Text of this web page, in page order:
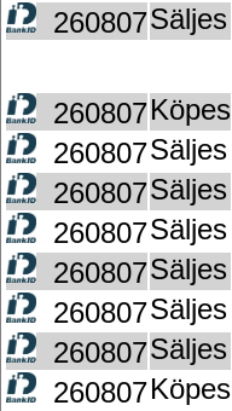
260807Säljes
260807Köpes
260807Säljes
260807Säljes
260807Säljes
260807Säljes
260807Säljes
260807Säljes
260807Köpes